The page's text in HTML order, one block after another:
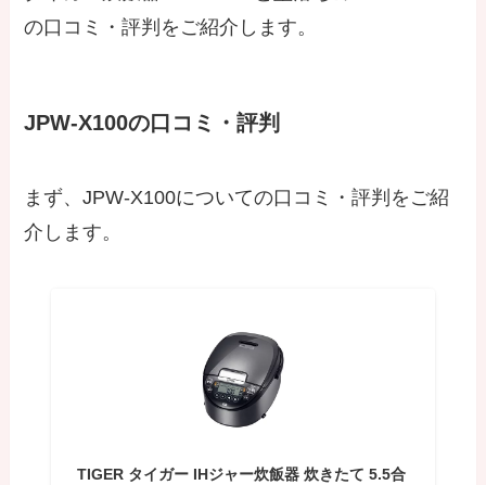
の口コミ・評判をご紹介します。
JPW-X100の口コミ・評判
まず、JPW-X100についての口コミ・評判をご紹
介します。
TIGER タイガー IHジャー炊飯器 炊きたて 5.5合